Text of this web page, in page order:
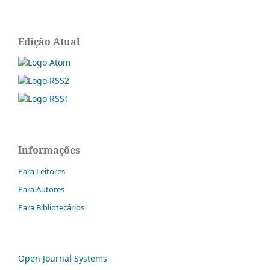
Edição Atual
Informações
Para Leitores
Para Autores
Para Bibliotecários
Open Journal Systems